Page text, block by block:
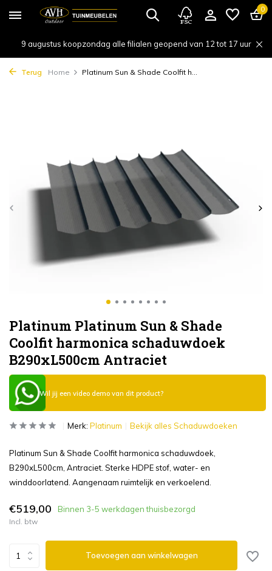
0
9 augustus koopzondag alle filialen geopend van 12 tot 17 uur
Terug Home Platinum Sun & Shade Coolfit h...
Platinum Platinum Sun & Shade
Coolfit harmonica schaduwdoek
B290xL500cm Antraciet
Wil jij een video demo van dit product?
Merk: Platinum Bekijk alles Schaduwdoeken
Platinum Sun & Shade Coolfit harmonica schaduwdoek,
B290xL500cm, Antraciet. Sterke HDPE stof, water- en
winddoorlatend. Aangenaam ruimtelijk en verkoelend.
€519,00 Binnen 3-5 werkdagen thuisbezorgd
Incl. btw
Toevoegen aan winkelwagen